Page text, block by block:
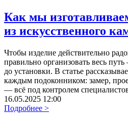
Как мы
из искусственного
Чтобы изделие действительно
правильно организовать весь
до установки. В статье
каждым подоконником: замер,
— всё под контролем
16.05.2025 12:00
Подробнее >